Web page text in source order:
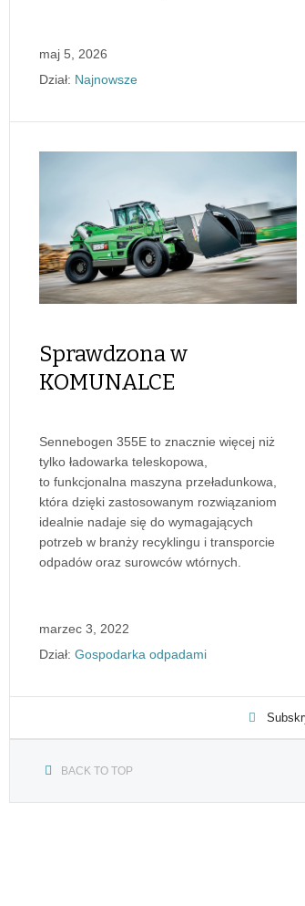
maj 5, 2026
Dział: Najnowsze
Sprawdzona w
KOMUNALCE
Sennebogen 355E to znacznie więcej niż
tylko ładowarka teleskopowa,
to funkcjonalna maszyna przeładunkowa,
która dzięki zastosowanym rozwiązaniom
idealnie nadaje się do wymagających
potrzeb w branży recyklingu i transporcie
odpadów oraz surowców wtórnych.
marzec 3, 2022
Dział: Gospodarka odpadami
BACK TO TOP